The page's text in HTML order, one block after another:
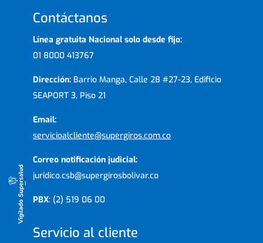
Contáctanos
Línea gratuita Nacional solo desde fijo:
01 8000 413767
Dirección: Barrio Manga, Calle 28 #27-23, Edificio
SEAPORT 3, Piso 21
Email:
servicioalcliente@supergiros.com.co
Correo notificación judicial:
juridico.csb@supergirosbolivar.co
PBX: (2) 519 06 00
Servicio al cliente